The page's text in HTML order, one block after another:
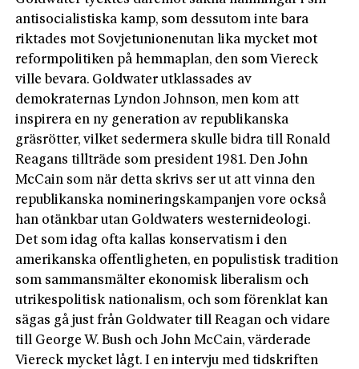
antisocialistiska kamp, som dessutom inte bara
riktades mot Sovjetunionenutan lika mycket mot
reformpolitiken på hemmaplan, den som Viereck
ville bevara. Goldwater utklassades av
demokraternas Lyndon Johnson, men kom att
inspirera en ny generation av republikanska
gräsrötter, vilket sedermera skulle bidra till Ronald
Reagans tillträde som president 1981. Den John
McCain som när detta skrivs ser ut att vinna den
republikanska nomineringskampanjen vore också
han otänkbar utan Goldwaters westernideologi.
Det som idag ofta kallas konservatism i den
amerikanska offentligheten, en populistisk tradition
som sammansmälter ekonomisk liberalism och
utrikespolitisk nationalism, och som förenklat kan
sägas gå just från Goldwater till Reagan och vidare
till George W. Bush och John McCain, värderade
Viereck mycket lågt. I en intervju med tidskriften